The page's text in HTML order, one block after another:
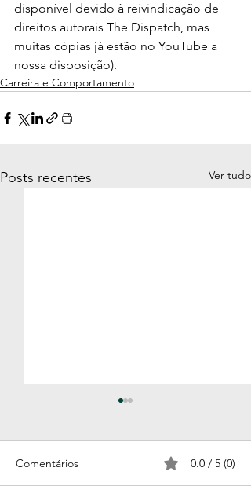
disponível devido à reivindicação de
direitos autorais The Dispatch, mas
muitas cópias já estão no YouTube a
nossa disposição).
Carreira e Comportamento
Posts recentes Ver tudo
Comentários 0.0 / 5 (0)